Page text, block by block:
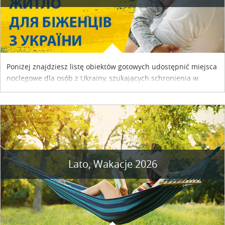
Poniżej znajdziesz listę obiektów gotowych udostępnić miejsca
noclegowe dla osób z Ukrainy, szukających schronienia w
Lato, Wakacje 2026